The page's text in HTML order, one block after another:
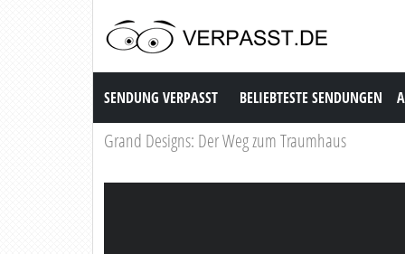
Sendung Verpasst
SENDUNG VERPASST BELIEBTESTE SENDUNGEN
Grand Designs: Der Weg zum Traumhaus